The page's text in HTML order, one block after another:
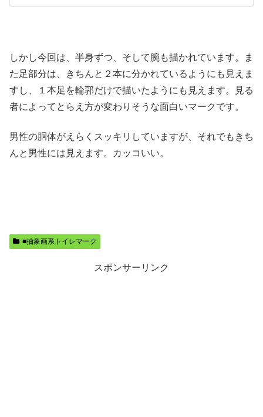
しかし今回は、半身ずつ、そして腕も描かれています。ま
た足部分は、きちんと２本に分かれているようにも見えま
すし、１本足を輪郭だけで描いたようにも見えます。見る
者によってとらえ方が変わりそうな面白いマークです。
男性の胴体がえらくスッキリしていますが、それでもきち
んと男性には見えます。カッコいい。
■抽象画系トイレマーク
スポンサーリンク